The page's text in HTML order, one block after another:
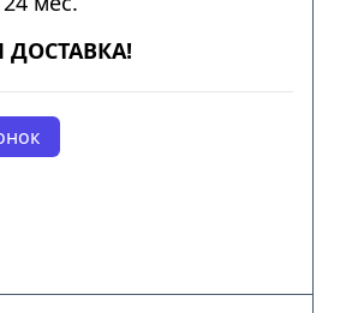
ДОСТАВКА!